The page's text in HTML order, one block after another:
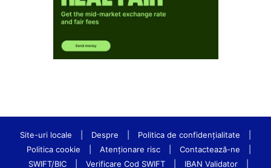
Site-uri locale Despre Politica de confidenţialitate
Politica cookie
Atenționare risc Contactează-ne
SWIFT/BIC
Verificare Cod SWIFT IBAN Validator